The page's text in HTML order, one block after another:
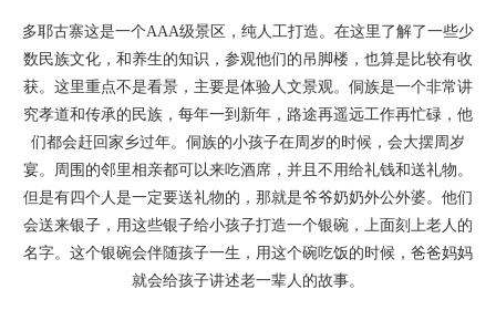
多耶古寨这是一个AAA级景区，纯人工打造。在这里了解了一些少
数民族文化，和养生的知识，参观他们的吊脚楼，也算是比较有收
获。这里重点不是看景，主要是体验人文景观。侗族是一个非常讲
究孝道和传承的民族，每年一到新年，路途再遥远工作再忙碌，他
们都会赶回家乡过年。侗族的小孩子在周岁的时候，会大摆周岁
宴。周围的邻里相亲都可以来吃酒席，并且不用给礼钱和送礼物。
但是有四个人是一定要送礼物的，那就是爷爷奶奶外公外婆。他们
会送来银子，用这些银子给小孩子打造一个银碗，上面刻上老人的
名字。这个银碗会伴随孩子一生，用这个碗吃饭的时候，爸爸妈妈
就会给孩子讲述老一辈人的故事。